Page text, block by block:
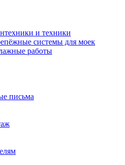
и техники
системы для моек
работы
письма